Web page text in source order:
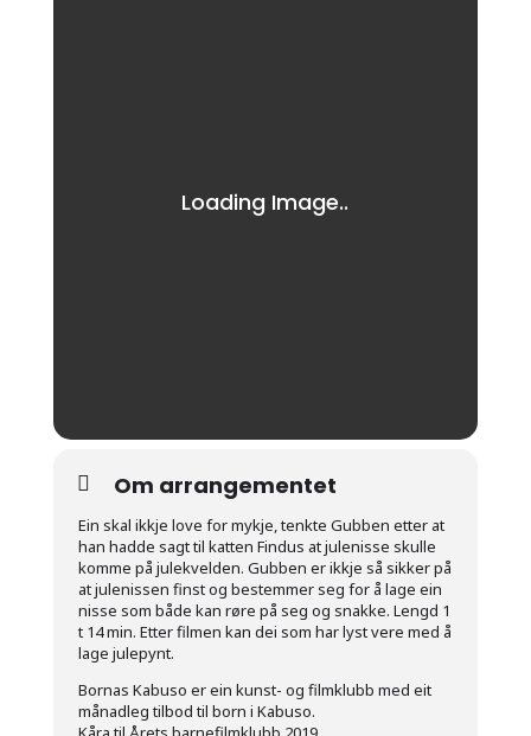
Om arrangementet
Ein skal ikkje love for mykje, tenkte Gubben etter at
han hadde sagt til katten Findus at julenisse skulle
komme på julekvelden. Gubben er ikkje så sikker på
at julenissen finst og bestemmer seg for å lage ein
nisse som både kan røre på seg og snakke. Lengd 1
t 14 min. Etter filmen kan dei som har lyst vere med å
lage julepynt.
Bornas Kabuso er ein kunst- og filmklubb med eit
månadleg tilbod til born i Kabuso.